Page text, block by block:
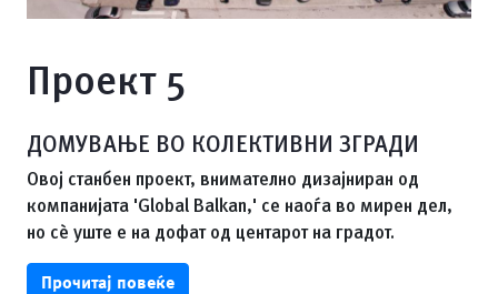
Проект 5
ДОМУВАЊЕ ВО КОЛЕКТИВНИ ЗГРАДИ
Овој станбен проект, внимателно дизајниран од
компанијата 'Global Balkan,' се наоѓа во мирен дел,
но сè уште е на дофат од центарот на градот.
Прочитај повеќе